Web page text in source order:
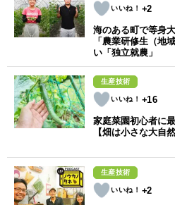
+2
海のある町で等身
「農業研修生（地
い「独立就農」
生産技術
+16
家庭菜園初心者に
【畑は小さな大自
生産技術
+2